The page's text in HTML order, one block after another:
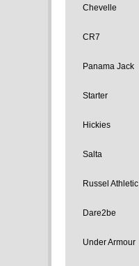
Chevelle
CR7
Panama Jack
Starter
Hickies
Salta
Russel Athletic
Dare2be
Under Armour